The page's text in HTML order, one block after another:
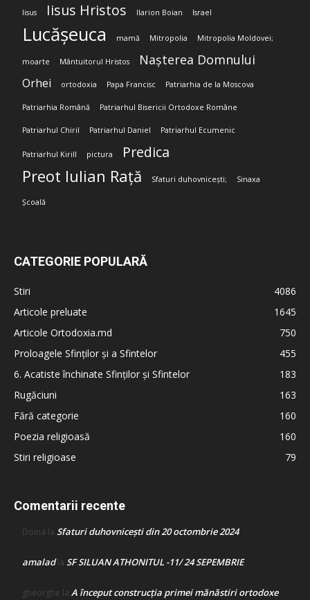
Iisus Iisus Hristos Ilarion Boian Israel
Lucășeuca mamă Mitropolia Mitropolia Moldovei;
moarte Mântuitorul Hristos Nașterea Domnului
Orhei ortodoxia Papa Francisc Patriarhia de la Moscova
Patriarhia Română Patriarhul Bisericii Ortodoxe Române
Patriarhul Chiril Patriarhul Daniel Patriarhul Ecumenic
Patriarhul Kirill pictura Predica
Preot Iulian Rață Sfaturi duhovnicești; Sinaxa
Școală
CATEGORIE POPULARĂ
Stiri
4086
Articole preluate
1645
Articole Ortodoxia.md
750
Proloagele Sfinților și a Sfintelor
455
6. Acatiste închinate Sfinților și Sfintelor
183
Rugăciuni
163
Fără categorie
160
Poezia religioasă
160
Stiri religioase
79
Comentarii recente
Doina la Sfaturi duhovnicești din 20 octombrie 2024
amaladla SF SILUAN ATHONITUL -11/ 24 SEPEMBRIE
gheorghe la A început construcţia primei mănăstiri ortodoxe